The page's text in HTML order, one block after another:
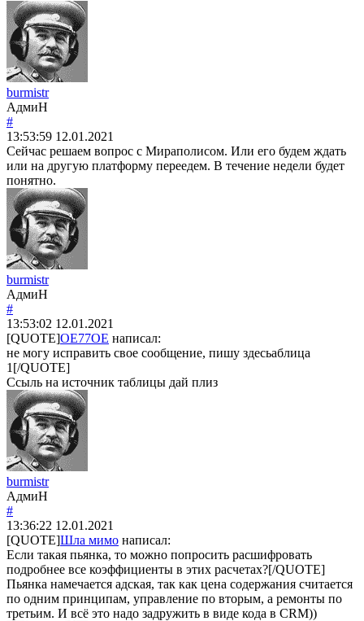
burmistr
АдмиН
#
13:53:59 12.01.2021
Сейчас решаем вопрос с Мираполисом. Или его будем ждать
или на другую платформу переедем. В течение недели будет
понятно.
burmistr
АдмиН
#
13:53:02 12.01.2021
[QUOTE]OE77OE написал:
не могу исправить свое сообщение, пишу здесьаблица
1[/QUOTE]
Ссыль на источник таблицы дай плиз
burmistr
АдмиН
#
13:36:22 12.01.2021
[QUOTE]Шла мимо написал:
Если такая пьянка, то можно попросить расшифровать
подробнее все коэффициенты в этих расчетах?[/QUOTE]
Пьянка намечается адская, так как цена содержания считается
по одним принципам, управление по вторым, а ремонты по
третьим. И всё это надо задружить в виде кода в CRM))